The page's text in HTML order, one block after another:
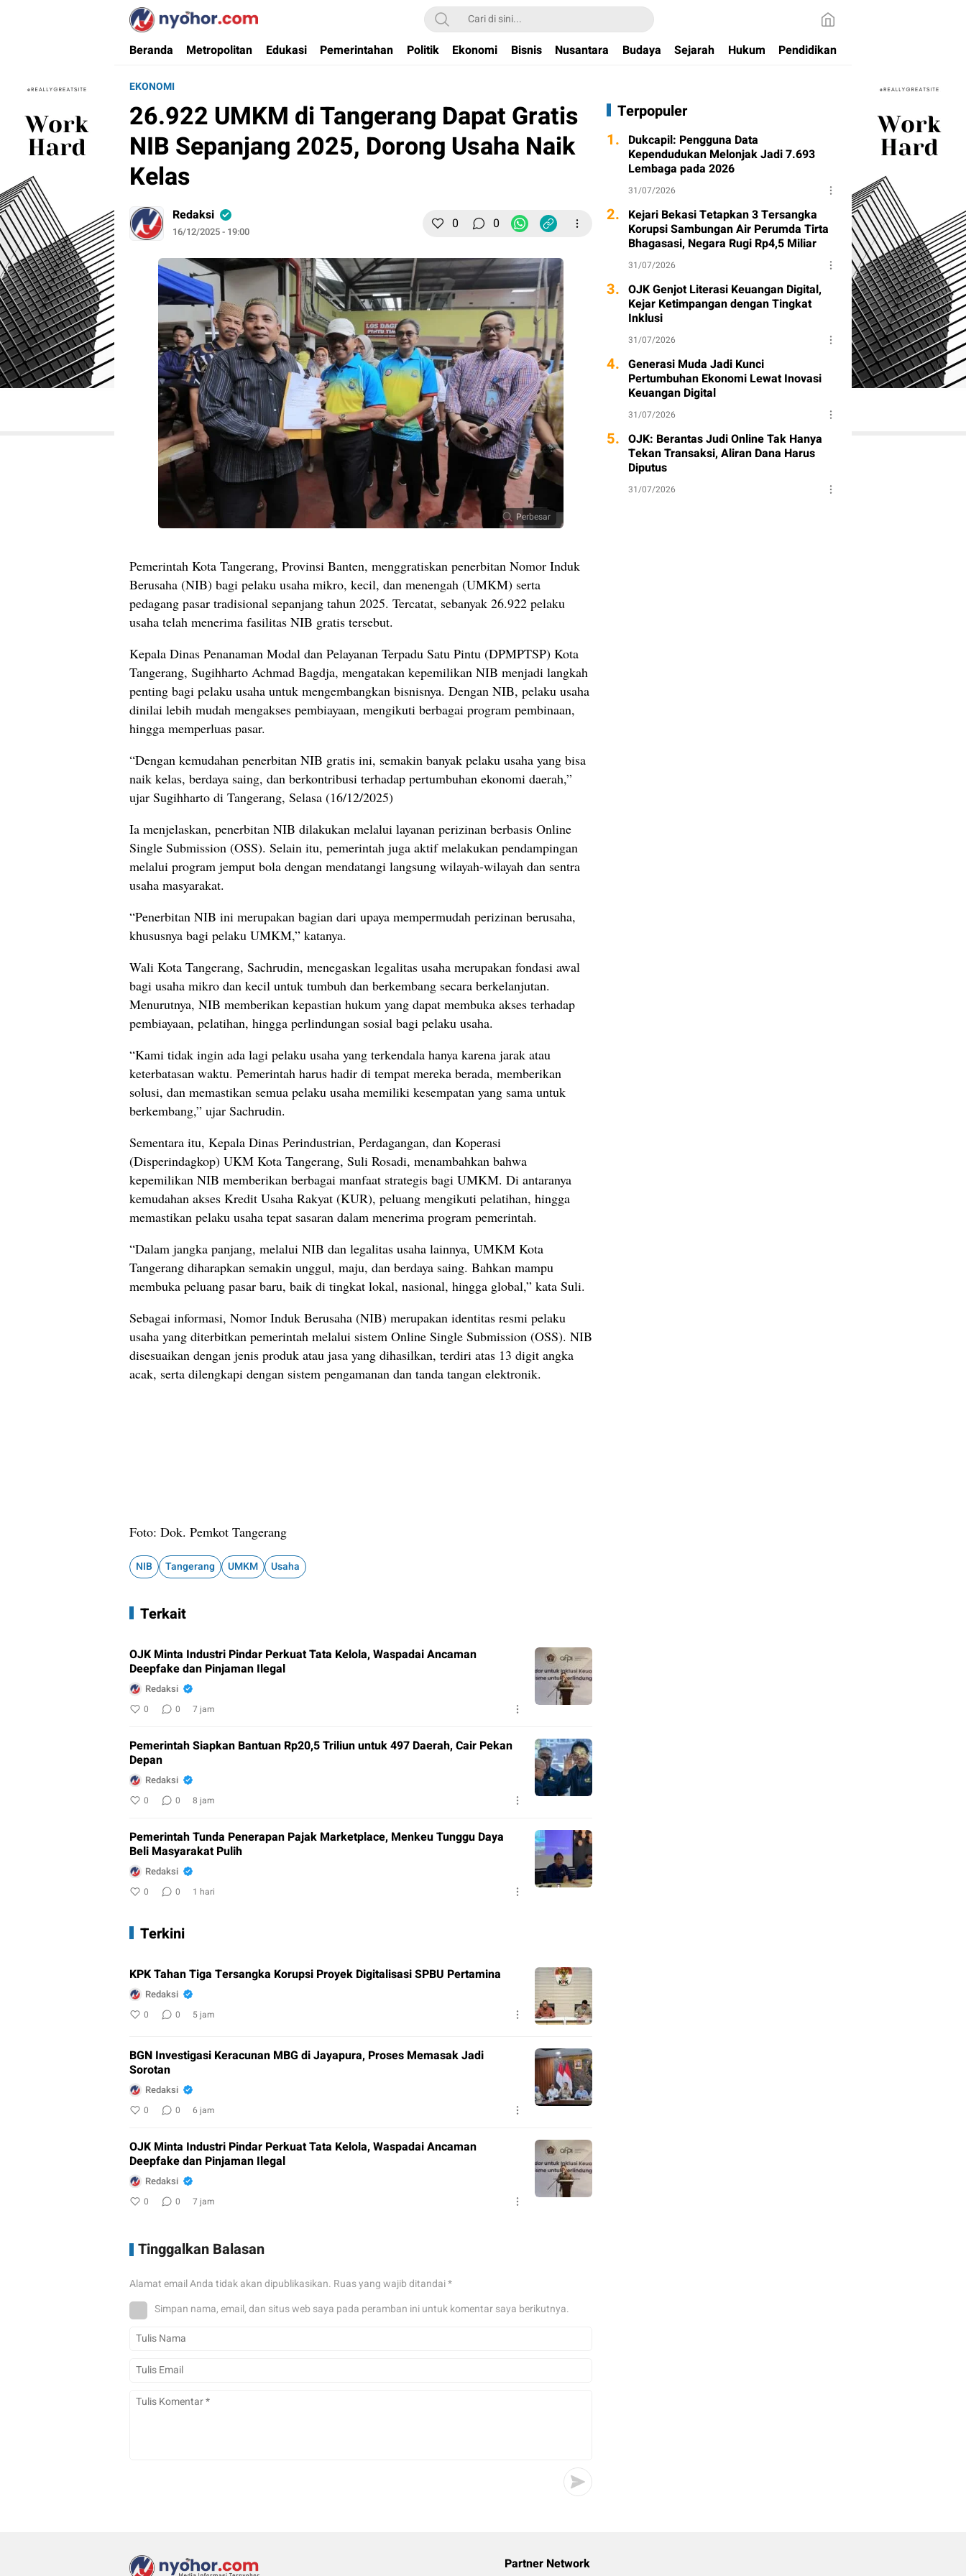
Nyohor.com
Media Informasi Ternyohor
Beranda Metropolitan Edukasi Pemerintahan Politik Ekonomi Bisnis Nusantara Budaya Sejarah Hukum Pendidikan
EKONOMI
26.922 UMKM di Tangerang Dapat Gratis
NIB Sepanjang 2025, Dorong Usaha Naik
Kelas
Redaksi
16/12/2025 - 19:00 0 0
Perbesar
Pemerintah Kota Tangerang, Provinsi Banten, menggratiskan penerbitan Nomor Induk
Berusaha (NIB) bagi pelaku usaha mikro, kecil, dan menengah (UMKM) serta
pedagang pasar tradisional sepanjang tahun 2025. Tercatat, sebanyak 26.922 pelaku
usaha telah menerima fasilitas NIB gratis tersebut.
Kepala Dinas Penanaman Modal dan Pelayanan Terpadu Satu Pintu (DPMPTSP) Kota
Tangerang, Sugihharto Achmad Bagdja, mengatakan kepemilikan NIB menjadi langkah
penting bagi pelaku usaha untuk mengembangkan bisnisnya. Dengan NIB, pelaku usaha
dinilai lebih mudah mengakses pembiayaan, mengikuti berbagai program pembinaan,
hingga memperluas pasar.
“Dengan kemudahan penerbitan NIB gratis ini, semakin banyak pelaku usaha yang bisa
naik kelas, berdaya saing, dan berkontribusi terhadap pertumbuhan ekonomi daerah,”
ujar Sugihharto di Tangerang, Selasa (16/12/2025)
Ia menjelaskan, penerbitan NIB dilakukan melalui layanan perizinan berbasis Online
Single Submission (OSS). Selain itu, pemerintah juga aktif melakukan pendampingan
melalui program jemput bola dengan mendatangi langsung wilayah-wilayah dan sentra
usaha masyarakat.
“Penerbitan NIB ini merupakan bagian dari upaya mempermudah perizinan berusaha,
khususnya bagi pelaku UMKM,” katanya.
Wali Kota Tangerang, Sachrudin, menegaskan legalitas usaha merupakan fondasi awal
bagi usaha mikro dan kecil untuk tumbuh dan berkembang secara berkelanjutan.
Menurutnya, NIB memberikan kepastian hukum yang dapat membuka akses terhadap
pembiayaan, pelatihan, hingga perlindungan sosial bagi pelaku usaha.
“Kami tidak ingin ada lagi pelaku usaha yang terkendala hanya karena jarak atau
keterbatasan waktu. Pemerintah harus hadir di tempat mereka berada, memberikan
solusi, dan memastikan semua pelaku usaha memiliki kesempatan yang sama untuk
berkembang,” ujar Sachrudin.
Sementara itu, Kepala Dinas Perindustrian, Perdagangan, dan Koperasi
(Disperindagkop) UKM Kota Tangerang, Suli Rosadi, menambahkan bahwa
kepemilikan NIB memberikan berbagai manfaat strategis bagi UMKM. Di antaranya
kemudahan akses Kredit Usaha Rakyat (KUR), peluang mengikuti pelatihan, hingga
memastikan pelaku usaha tepat sasaran dalam menerima program pemerintah.
“Dalam jangka panjang, melalui NIB dan legalitas usaha lainnya, UMKM Kota
Tangerang diharapkan semakin unggul, maju, dan berdaya saing. Bahkan mampu
membuka peluang pasar baru, baik di tingkat lokal, nasional, hingga global,” kata Suli.
Sebagai informasi, Nomor Induk Berusaha (NIB) merupakan identitas resmi pelaku
usaha yang diterbitkan pemerintah melalui sistem Online Single Submission (OSS). NIB
disesuaikan dengan jenis produk atau jasa yang dihasilkan, terdiri atas 13 digit angka
acak, serta dilengkapi dengan sistem pengamanan dan tanda tangan elektronik.
Foto: Dok. Pemkot Tangerang
NIB Tangerang UMKM Usaha
Terkait
OJK Minta Industri Pindar Perkuat Tata Kelola, Waspadai Ancaman
Deepfake dan Pinjaman Ilegal
Redaksi
0 0 7 jam
Pemerintah Siapkan Bantuan Rp20,5 Triliun untuk 497 Daerah, Cair Pekan
Depan
Redaksi
0 0 8 jam
Pemerintah Tunda Penerapan Pajak Marketplace, Menkeu Tunggu Daya
Beli Masyarakat Pulih
Redaksi
0 0 1 hari
Terkini
KPK Tahan Tiga Tersangka Korupsi Proyek Digitalisasi SPBU Pertamina
Redaksi
0 0 5 jam
BGN Investigasi Keracunan MBG di Jayapura, Proses Memasak Jadi
Sorotan
Redaksi
0 0 6 jam
OJK Minta Industri Pindar Perkuat Tata Kelola, Waspadai Ancaman
Deepfake dan Pinjaman Ilegal
Redaksi
0 0 7 jam
Tinggalkan Balasan
Alamat email Anda tidak akan dipublikasikan. Ruas yang wajib ditandai*
Simpan nama, email, dan situs web saya pada peramban ini untuk komentar saya berikutnya.
Terpopuler
1. Dukcapil: Pengguna Data
Kependudukan Melonjak Jadi 7.693
Lembaga pada 2026
31/07/2026
2. Kejari Bekasi Tetapkan 3 Tersangka
Korupsi Sambungan Air Perumda Tirta
Bhagasasi, Negara Rugi Rp4,5 Miliar
31/07/2026
3. OJK Genjot Literasi Keuangan Digital,
Kejar Ketimpangan dengan Tingkat
Inklusi
31/07/2026
4. Generasi Muda Jadi Kunci
Pertumbuhan Ekonomi Lewat Inovasi
Keuangan Digital
31/07/2026
5. OJK: Berantas Judi Online Tak Hanya
Tekan Transaksi, Aliran Dana Harus
Diputus
31/07/2026
Partner Network